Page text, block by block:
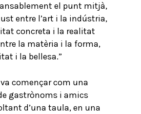
el punt mitjà,
entre l’art i la indústria,
concreta i la realitat
la matèria i la forma,
i la bellesa.”
va començar com una
gastrònoms i amics
d’una taula, en una